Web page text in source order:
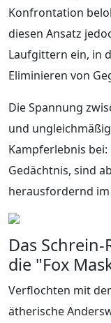
Konfrontation
diesen Ansatz
Laufgittern ein, in
Eliminieren von
Die Spannung
und
Kampferlebnis
Gedächtnis, sind
herausfordernd
Das Schrein-
die "Fox
Verflochten mit
ätherische